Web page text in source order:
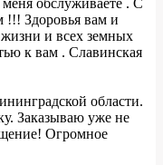
обслуживаете . С
Здоровья вам и
и всех земных
к вам . Славинская
области.
Заказываю уже не
Огромное